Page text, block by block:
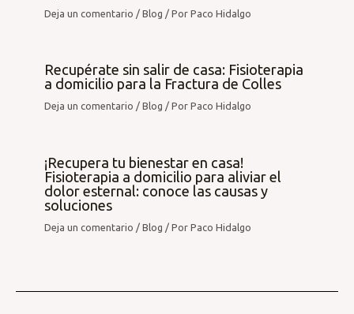
Deja un comentario /Blog / PorPaco Hidalgo
Recupérate sin salir de casa: Fisioterapia
a domicilio para la Fractura de Colles
Deja un comentario /Blog / PorPaco Hidalgo
¡Recupera tu bienestar en casa!
Fisioterapia a domicilio para aliviar el
dolor esternal: conoce las causas y
soluciones
Deja un comentario /Blog / PorPaco Hidalgo